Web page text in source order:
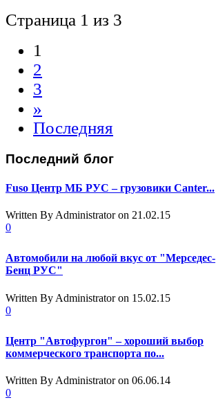
Страница 1 из 3
1
2
3
»
Последняя
Последний блог
Fuso Центр МБ РУС – грузовики Canter...
Written By Administrator on 21.02.15
0
Автомобили на любой вкус от "Мерседес-
Бенц РУС"
Written By Administrator on 15.02.15
0
Центр "Автофургон" – хороший выбор
коммерческого транспорта по...
Written By Administrator on 06.06.14
0